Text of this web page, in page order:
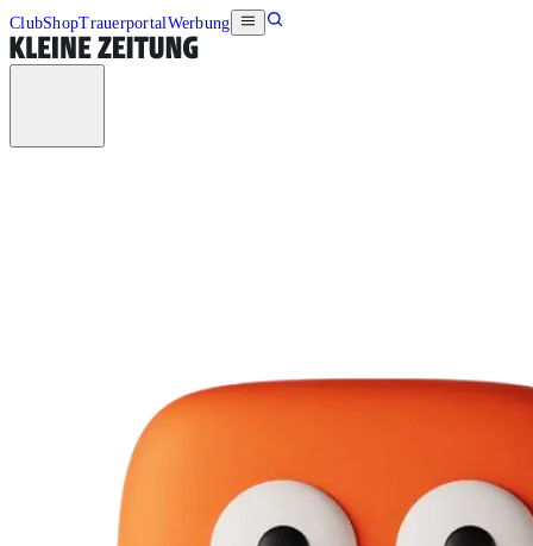
ClubShopTrauerportalWerbung